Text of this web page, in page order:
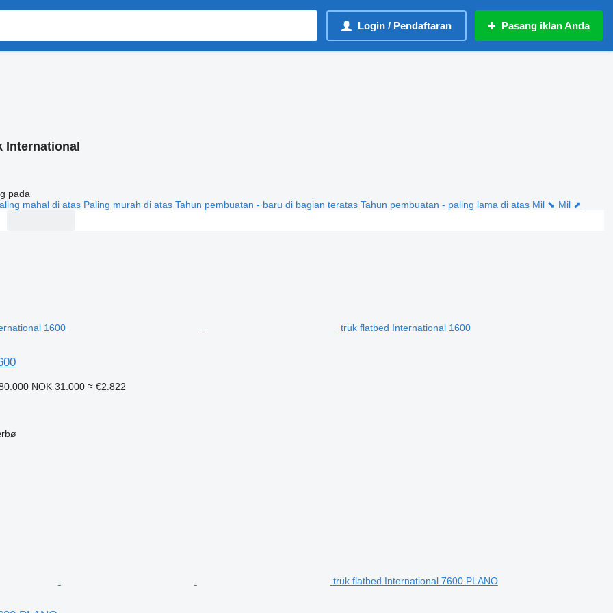
Login / Pendaftaran Pasang iklan Anda
International
pada
mahal di atas Paling murah di atas Tahun pembuatan - baru di bagian teratas Tahun pembuatan - paling lama di atas Mil ⬊ Mil ⬈
truk flatbed International 1600
NOK 31.000 ≈ €2.822
truk flatbed International 7600 PLANO